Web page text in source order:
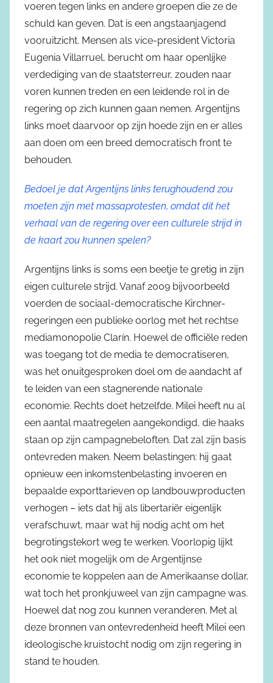
voeren tegen links en andere groepen die ze de
schuld kan geven. Dat is een angstaanjagend
vooruitzicht. Mensen als vice-president Victoria
Eugenia Villarruel, berucht om haar openlijke
verdediging van de staatsterreur, zouden naar
voren kunnen treden en een leidende rol in de
regering op zich kunnen gaan nemen. Argentijns
links moet daarvoor op zijn hoede zijn en er alles
aan doen om een breed democratisch front te
behouden.
Bedoel je dat Argentijns links terughoudend zou
moeten zijn met massaprotesten, omdat dit het
verhaal van de regering over een culturele strijd in
de kaart zou kunnen spelen?
Argentijns links is soms een beetje te gretig in zijn
eigen culturele strijd. Vanaf 2009 bijvoorbeeld
voerden de sociaal-democratische Kirchner-
regeringen een publieke oorlog met het rechtse
mediamonopolie Clarín. Hoewel de officiële reden
was toegang tot de media te democratiseren,
was het onuitgesproken doel om de aandacht af
te leiden van een stagnerende nationale
economie. Rechts doet hetzelfde. Milei heeft nu al
een aantal maatregelen aangekondigd, die haaks
staan op zijn campagnebeloften. Dat zal zijn basis
ontevreden maken. Neem belastingen: hij gaat
opnieuw een inkomstenbelasting invoeren en
bepaalde exporttarieven op landbouwproducten
verhogen – iets dat hij als libertariër eigenlijk
verafschuwt, maar wat hij nodig acht om het
begrotingstekort weg te werken. Voorlopig lijkt
het ook niet mogelijk om de Argentijnse
economie te koppelen aan de Amerikaanse dollar,
wat toch het pronkjuweel van zijn campagne was.
Hoewel dat nog zou kunnen veranderen. Met al
deze bronnen van ontevredenheid heeft Milei een
ideologische kruistocht nodig om zijn regering in
stand te houden.